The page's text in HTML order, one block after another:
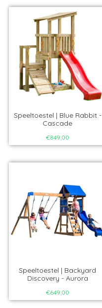
Speeltoestel | Blue Rabbit -
Cascade
€849,00
Speeltoestel | Backyard
Discovery - Aurora
€649,00